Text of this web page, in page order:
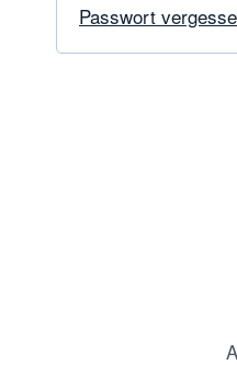
Passwort